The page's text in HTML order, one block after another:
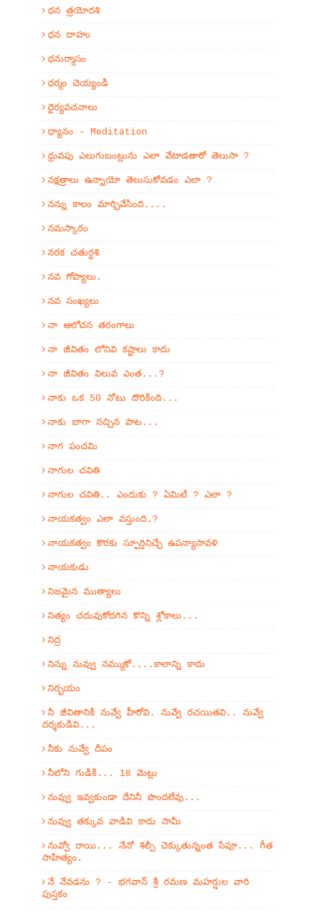
ధన త్రయోదశి
ధన దాహం
ధనుర్మాసం
ధర్మం చెయ్యండి
ధైర్యవచనాలు
ధ్యానం - Meditation
ధ్రువపు ఎలుగుబంట్లును ఎలా వేటాడతారో తెలుసా ?
నక్షత్రాలు ఉన్నాయో తెలుసుకోవడం ఎలా ?
నన్ను కాలం మార్చివేసింది....
నమస్కారం
నరక చతుర్దశి
నవ గోప్యాలు.
నవ సంఖ్యలు
నా ఆలోచన తరంగాలు
నా జీవితం లోనివి కష్టాలు కాదు
నా జీవితం విలువ ఎంత...?
నాకు ఒక 50 నోటు దొరికింది...
నాకు బాగా నచ్చిన పాట...
నాగ పంచమి
నాగుల చవితి
నాగుల చవితి.. ఎందుకు ? ఏమిటి ? ఎలా ?
నాయకత్వం ఎలా వస్తుంది.?
నాయకత్వం కొరకు స్ఫూర్తినిచ్చే ఉపన్యాసావళి
నాయకుడు
నిజమైన ముత్యాలు
నిత్యం చదువుకోదగిన కొన్ని శ్లోకాలు...
నిద్ర
నిన్ను నువ్వు నమ్ముకో....కాలాన్ని కాదు
నిర్భయం
నీ జీవితానికి నువ్వే హీరోవి. నువ్వే రచయితవి.. నువ్వే
దర్శకుడివి...
నీకు నువ్వే దీపం
నీలోని గుడికి... 18 మెట్లు
నువ్వు ఇవ్వకుండా దేనినీ పొందలేవు...
నువ్వు తక్కువ వాడివి కాదు సామీ
నువ్వో రాయి... నేనో శిల్పీ చెక్కుతున్నంత సేపూ... గీత
సాహిత్యం.
నే నేవడను ? - భగవాన్ శ్రీ రమణ మహర్షుల వారి
పుస్తకం